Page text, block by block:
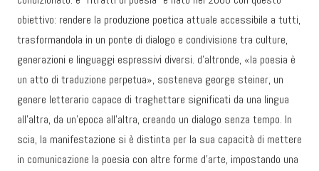
obiettivo: rendere la produzione poetica attuale accessibile a tutti,
trasformandola in un ponte di dialogo e condivisione tra culture,
generazioni e linguaggi espressivi diversi. d’altronde, «la poesia è
un atto di traduzione perpetua», sosteneva george steiner, un
genere letterario capace di traghettare significati da una lingua
all’altra, da un’epoca all’altra, creando un dialogo senza tempo. In
scia, la manifestazione si è distinta per la sua capacità di mettere
in comunicazione la poesia con altre forme d’arte, impostando una